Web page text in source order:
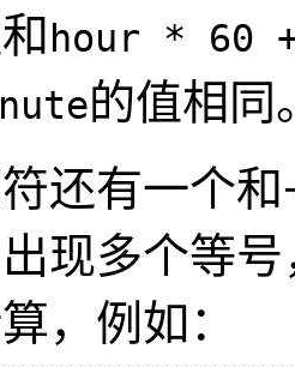
hour * 60
的值相同
还有一个
现多个等
，例如：